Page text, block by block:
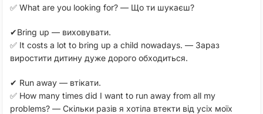
✅ What are you looking for? — Що ти шукаєш?
✔Bring up — виховувати.
✅ It costs a lot to bring up a child nowadays. — Зараз
виростити дитину дуже дорого обходиться.
✔ Run away — втікати.
✅ How many times did I want to run away from all my
problems? — Скільки разів я хотіла втекти від усіх моїх